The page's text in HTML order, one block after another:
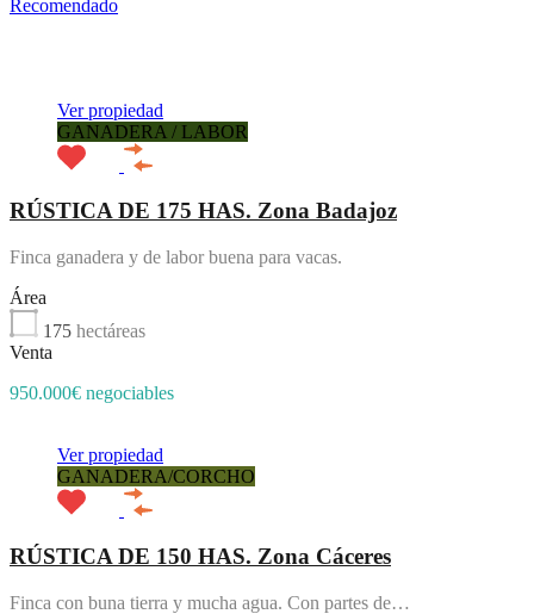
Recomendado
Ver propiedad
GANADERA / LABOR
RÚSTICA DE 175 HAS. Zona Badajoz
Finca ganadera y de labor buena para vacas.
Área
175 hectáreas
Venta
950.000€ negociables
Ver propiedad
GANADERA/CORCHO
RÚSTICA DE 150 HAS. Zona Cáceres
Finca con buna tierra y mucha agua. Con partes de…